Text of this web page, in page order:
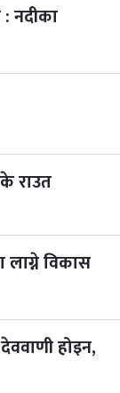
७ महिना बाँकी
नदीका
राउत
लाग्ने विकास
होइन,